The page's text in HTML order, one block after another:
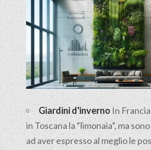
Giardini d'invernoIn Francia
in Toscana la “limonaia”, ma
ad aver espresso al meglio le